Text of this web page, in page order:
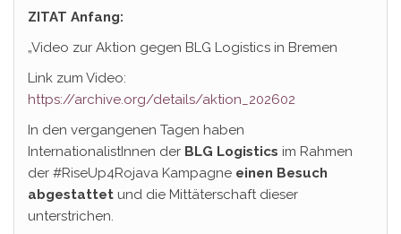
ZITAT Anfang:
„Video zur Aktion gegen BLG Logistics in Bremen
Link zum Video:
https://archive.org/details/aktion_202602
In den vergangenen Tagen haben
InternationalistInnen der BLG Logistics im Rahmen
der #RiseUp4Rojava Kampagne einen Besuch
abgestattet und die Mittäterschaft dieser
unterstrichen.